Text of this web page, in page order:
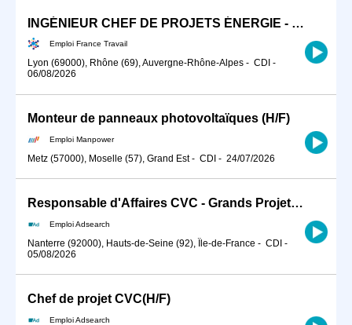
INGÉNIEUR CHEF DE PROJETS ÉNERGIE - RÉSEAUX DE CHALEUR (H/F)
Emploi France Travail
Lyon (69000), Rhône (69), Auvergne-Rhône-Alpes - CDI -
06/08/2026
Monteur de panneaux photovoltaïques (H/F)
Emploi Manpower
Metz (57000), Moselle (57), Grand Est- CDI - 24/07/2026
Responsable d'Affaires CVC - Grands Projets (H/F)
Emploi Adsearch
Nanterre (92000), Hauts-de-Seine (92), Île-de-France - CDI -
05/08/2026
Chef de projet CVC(H/F)
Emploi Adsearch